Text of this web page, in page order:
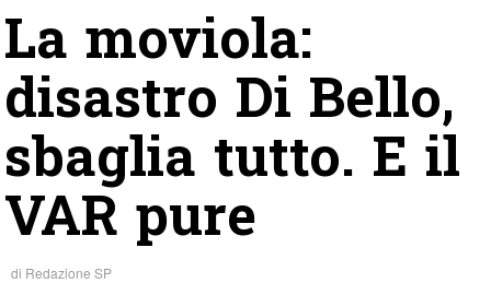
La moviola:
disastro Di Bello,
sbaglia tutto. E il
VAR pure
di Redazione SP